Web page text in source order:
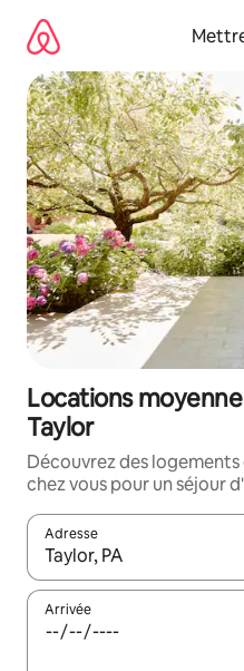
directement
contenu
Locations
Taylor
Découvrez des
chez vous pour un séjour
Adresse
Lorsque les résultats
Arrivée